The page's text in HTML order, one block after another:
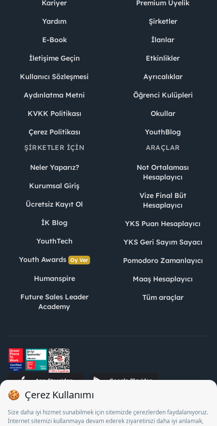
Kariyer
Yardım
E-Book
İletişime Geçin
Kullanıcı Sözleşmesi
Aydınlatma Metni
KVKK Politikası
Çerez Politikası
Premium Üyelik
Şirketler
İlanlar
Etkinlikler
Ayrıcalıklar
Öğrenci Kulüpleri
Okullar
YouthBlog
ŞIRKETLER İÇIN
Neler Yaparız?
Kurumsal Giriş
Ücretsiz Kayıt Ol
İK Blog
YouthTech
Youth Awards Oy Ver
Humanspire
Future Sales Leader
Academy
ARAÇLAR
Not Ortalaması
Hesaplayıcı
Vize Final Büt
Hesaplayıcı
YKS Puan Hesaplayıcı
YKS Geri Sayım Sayacı
Pomodoro Zamanlayıcı
Maaş Hesaplayıcı
Tüm araçlar
STJ İnsan Kaynakları Bilişim ve Danışmanlık A.Ş. Özel İstihdam